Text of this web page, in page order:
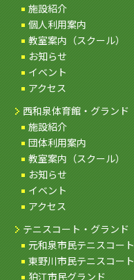
施設紹介
個人利用案内
教室案内（スクール）
お知らせ
イベント
アクセス
西和泉体育館・グランド
施設紹介
団体利用案内
教室案内（スクール）
お知らせ
イベント
アクセス
テニスコート・グランド
元和泉市民テニスコート
東野川市民テニスコート
狛江市民グランド